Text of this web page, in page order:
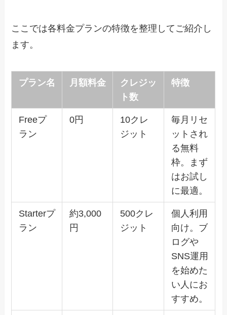
ここでは各料金プランの特徴を整理してご紹介し
ます。
プラン名 月額料金
クレジッ
ト数
特徴
Freeプ
ラン
0円
10クレ
ジット
毎月リセ
ットされ
る無料
枠。まず
はお試し
に最適。
Starterプ
ラン
約3,000
円
500クレ
ジット
個人利用
向け。ブ
ログや
SNS運用
を始めた
い人にお
すすめ。